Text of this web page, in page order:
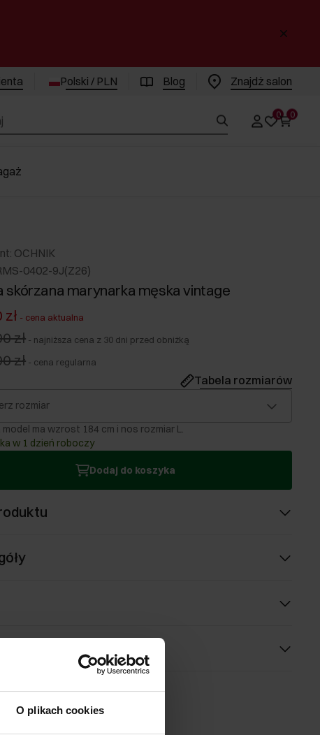
O plikach cookies
Polski / PLN Blog Znajdż salon
0 0
OCHNIK
0402-9J(Z26)
skórzana marynarka męska vintage
- cena aktualna
zł - najniższa cena z 30 dni przed obniżką
zł - cena regularna
Tabela rozmiarów
rozmiar
model ma wzrost 184 cm i nos rozmiar L.
w 1 dzień roboczy
Dodaj do koszyka